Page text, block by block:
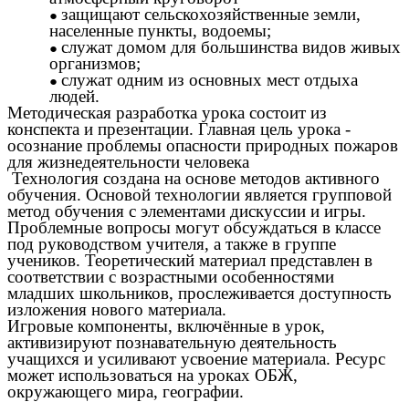
защищают сельскохозяйственные земли,
населенные пункты, водоемы;
служат домом для большинства видов живых
организмов;
служат одним из основных мест отдыха
людей.
Методическая разработка урока состоит из
конспекта и презентации. Главная цель урока -
осознание проблемы опасности природных пожаров
для жизнедеятельности человека
Технология создана на основе методов активного
обучения. Основой технологии является групповой
метод обучения с элементами дискуссии и игры.
Проблемные вопросы могут обсуждаться в классе
под руководством учителя, а также в группе
учеников. Теоретический материал представлен в
соответствии с возрастными особенностями
младших школьников, прослеживается доступность
изложения нового материала.
Игровые компоненты, включённые в урок,
активизируют познавательную деятельность
учащихся и усиливают усвоение материала. Ресурс
может использоваться на уроках ОБЖ,
окружающего мира, географии.